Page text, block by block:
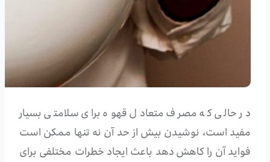
در حالی که مصرف متعادل ​​قهوه برای سلامتی بسیار
مفید است، نوشیدن بیش از حد آن نه تنها ممکن است
فواید آن را کاهش دهد باعث ایجاد خطرات مختلفی برای